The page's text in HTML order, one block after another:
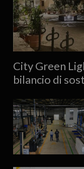
City Green
bilancio di